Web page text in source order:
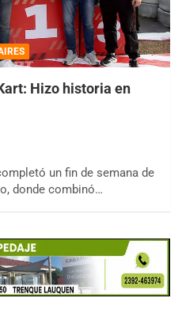
Hizo historia en
un fin de semana de
donde combinó…